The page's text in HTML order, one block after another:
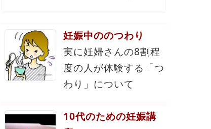
妊娠中ののつわり
実に妊婦さんの8割程
度の人が体験する「つ
わり」について
10代のための妊娠講